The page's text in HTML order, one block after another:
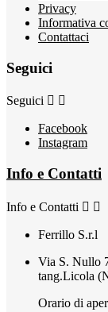
Privacy
Informativa
Contattaci
Seguici
Seguici  
Facebook
Instagram
Info e Contatti
Info e Contatti  
Ferrillo S.r.l
Via S. Nullo
tang.Licola
Orario di